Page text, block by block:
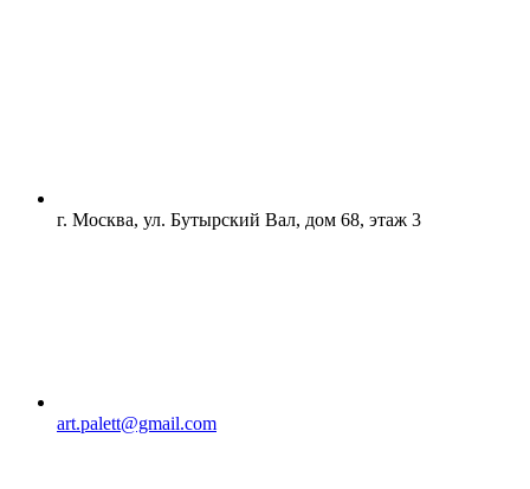
г. Москва, ул. Бутырский Вал, дом 68, этаж 3
art.palett@gmail.com